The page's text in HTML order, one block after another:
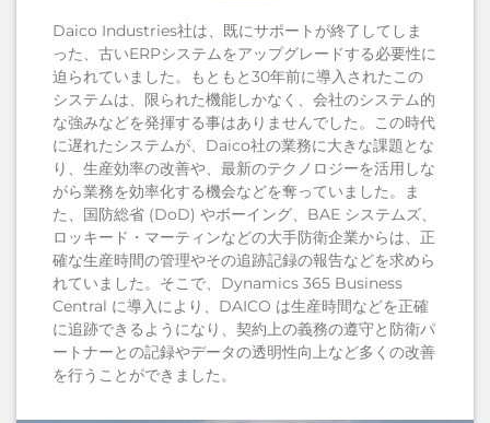
Daico Industries社は、既にサポートが終了してしま
った、古いERPシステムをアップグレードする必要性に
迫られていました。もともと30年前に導入されたこの
システムは、限られた機能しかなく、会社のシステム的
な強みなどを発揮する事はありませんでした。この時代
に遅れたシステムが、Daico社の業務に大きな課題とな
り、生産効率の改善や、最新のテクノロジーを活用しな
がら業務を効率化する機会などを奪っていました。ま
た、国防総省 (DoD) やボーイング、BAE システムズ、
ロッキード・マーティンなどの大手防衛企業からは、正
確な生産時間の管理やその追跡記録の報告などを求めら
れていました。そこで、Dynamics 365 Business
Central に導入により、DAICO は生産時間などを正確
に追跡できるようになり、契約上の義務の遵守と防衛パ
ートナーとの記録やデータの透明性向上など多くの改善
を行うことができました。